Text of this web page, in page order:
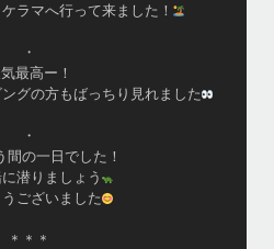
メッセージです
たが今シーズンも渡嘉敷島上陸
ング&シュノーケル班に分かれて
っております
続いていてボートダイビングに
ディションです！
いたリピーターさんの子供が10
ビングデビュー…なんて嬉しい
て頂いてます